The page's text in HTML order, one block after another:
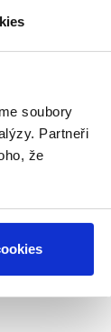
soubory
Partneři
že